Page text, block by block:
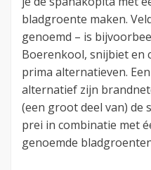
bladgroente maken.
genoemd – is
Boerenkool, snijbiet en
prima alternatieven.
alternatief zijn
(een groot deel van) de
prei in combinatie met
genoemde